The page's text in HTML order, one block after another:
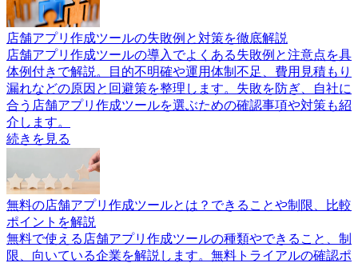
店舗アプリ作成ツールの失敗例と対策を徹底解説
店舗アプリ作成ツールの導入でよくある失敗例と注意点を具
体例付きで解説。目的不明確や運用体制不足、費用見積もり
漏れなどの原因と回避策を整理します。失敗を防ぎ、自社に
合う店舗アプリ作成ツールを選ぶための確認事項や対策も紹
介します。
続きを見る
無料の店舗アプリ作成ツールとは？できることや制限、比較
ポイントを解説
無料で使える店舗アプリ作成ツールの種類やできること、制
限、向いている企業を解説します。無料トライアルの確認ポ